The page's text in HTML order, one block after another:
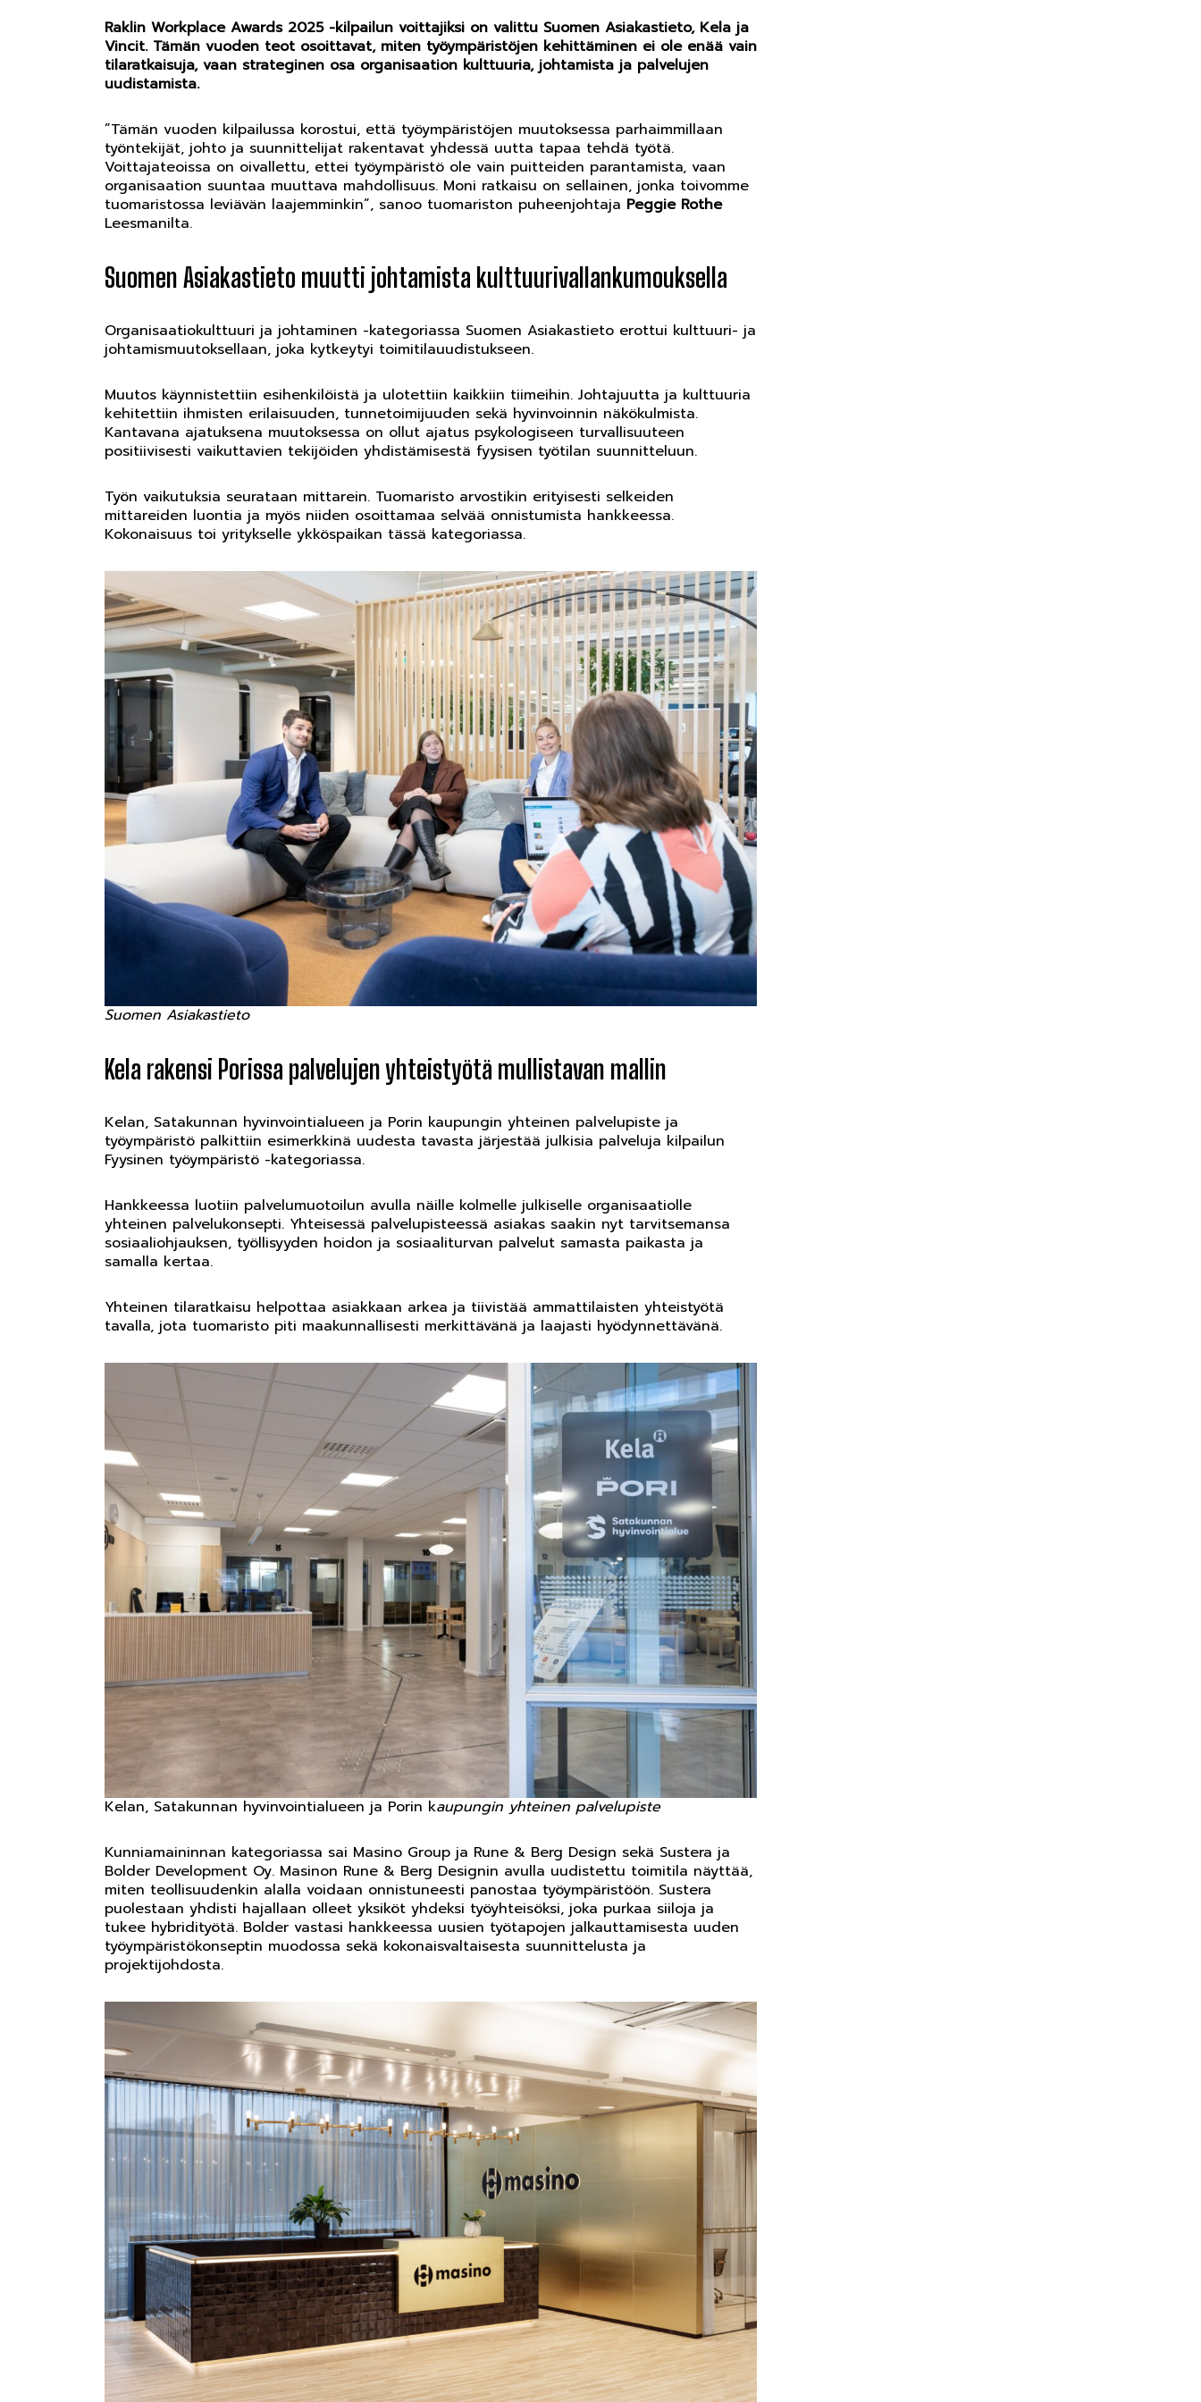
Raklin Workplace Awards 2025 -kilpailun voittajiksi on valittu Suomen Asiakastieto, Kela ja
Vincit. Tämän vuoden teot osoittavat, miten työympäristöjen kehittäminen ei ole enää vain
tilaratkaisuja, vaan strateginen osa organisaation kulttuuria, johtamista ja palvelujen
uudistamista.
”Tämän vuoden kilpailussa korostui, että työympäristöjen muutoksessa parhaimmillaan
työntekijät, johto ja suunnittelijat rakentavat yhdessä uutta tapaa tehdä työtä.
Voittajateoissa on oivallettu, ettei työympäristö ole vain puitteiden parantamista, vaan
organisaation suuntaa muuttava mahdollisuus. Moni ratkaisu on sellainen, jonka toivomme
tuomaristossa leviävän laajemminkin”, sanoo tuomariston puheenjohtaja Peggie Rothe
Leesmanilta.
Suomen Asiakastieto muutti johtamista kulttuurivallankumouksella
Organisaatiokulttuuri ja johtaminen -kategoriassa Suomen Asiakastieto erottui kulttuuri- ja
johtamismuutoksellaan, joka kytkeytyi toimitilauudistukseen.
Muutos käynnistettiin esihenkilöistä ja ulotettiin kaikkiin tiimeihin. Johtajuutta ja kulttuuria
kehitettiin ihmisten erilaisuuden, tunnetoimijuuden sekä hyvinvoinnin näkökulmista.
Kantavana ajatuksena muutoksessa on ollut ajatus psykologiseen turvallisuuteen
positiivisesti vaikuttavien tekijöiden yhdistämisestä fyysisen työtilan suunnitteluun.
Työn vaikutuksia seurataan mittarein. Tuomaristo arvostikin erityisesti selkeiden
mittareiden luontia ja myös niiden osoittamaa selvää onnistumista hankkeessa.
Kokonaisuus toi yritykselle ykköspaikan tässä kategoriassa.
Suomen Asiakastieto
Kela rakensi Porissa palvelujen yhteistyötä mullistavan mallin
Kelan, Satakunnan hyvinvointialueen ja Porin kaupungin yhteinen palvelupiste ja
työympäristö palkittiin esimerkkinä uudesta tavasta järjestää julkisia palveluja kilpailun
Fyysinen työympäristö -kategoriassa.
Hankkeessa luotiin palvelumuotoilun avulla näille kolmelle julkiselle organisaatiolle
yhteinen palvelukonsepti. Yhteisessä palvelupisteessä asiakas saakin nyt tarvitsemansa
sosiaaliohjauksen, työllisyyden hoidon ja sosiaaliturvan palvelut samasta paikasta ja
samalla kertaa.
Yhteinen tilaratkaisu helpottaa asiakkaan arkea ja tiivistää ammattilaisten yhteistyötä
tavalla, jota tuomaristo piti maakunnallisesti merkittävänä ja laajasti hyödynnettävänä.
Kelan, Satakunnan hyvinvointialueen ja Porin kaupungin yhteinen palvelupiste
Kunniamaininnan kategoriassa sai Masino Group ja Rune & Berg Design sekä Sustera ja
Bolder Development Oy. Masinon Rune & Berg Designin avulla uudistettu toimitila näyttää,
miten teollisuudenkin alalla voidaan onnistuneesti panostaa työympäristöön. Sustera
puolestaan yhdisti hajallaan olleet yksiköt yhdeksi työyhteisöksi, joka purkaa siiloja ja
tukee hybridityötä. Bolder vastasi hankkeessa uusien työtapojen jalkauttamisesta uuden
työympäristökonseptin muodossa sekä kokonaisvaltaisesta suunnittelusta ja
projektijohdosta.